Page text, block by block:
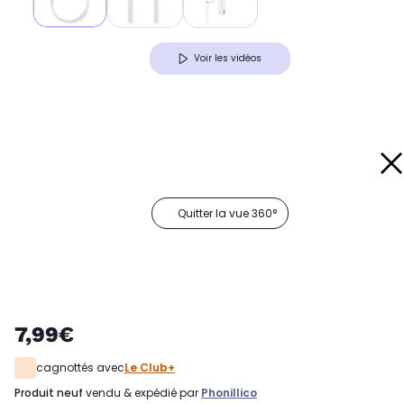
Voir les vidéos
Quitter la vue 360°
7,99€
cagnottés avecLe Club+
produit neuf vendu & expédié par Phonillico